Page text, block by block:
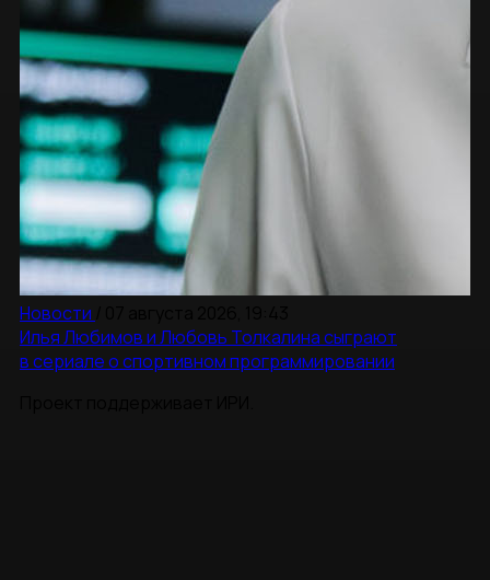
Новости
Илья Любимов и Любовь Толкалина сыграют
в сериале о спортивном программировании